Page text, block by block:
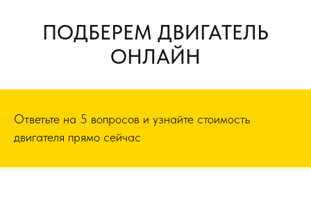
ПОДБЕРЕМ ДВИГАТЕЛЬ
ОНЛАЙН
Ответьте на 5 вопросов и узнайте стоимость
двигателя прямо сейчас